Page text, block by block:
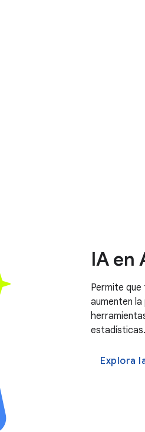
IA en
Permite
aumenten
estadísticas.
Explora